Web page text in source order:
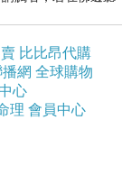
比比昂代購
網 全球購物
心
理 會員中心